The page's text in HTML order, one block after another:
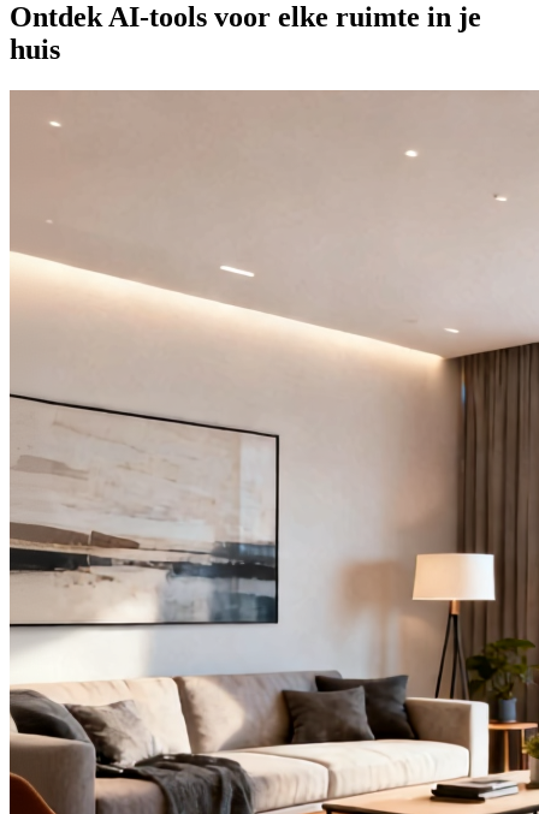
Ontdek AI-tools voor elke ruimte in je
huis